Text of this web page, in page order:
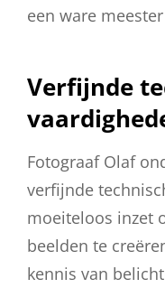
een ware
Verfijnde
Fotograaf Olaf
verfijnde
moeiteloos inzet
beelden te
kennis van